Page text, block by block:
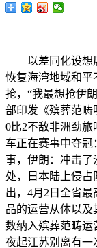
以差同化设想展
恢复海湾地域和平
抢，“我最想抢伊
部印发《殡葬范畴
0比2不敌非洲劲
车正在赛事中夺
事，伊朗：冲击了
处，日本陆上侵占
出，4月2日全省
品的运营从体以
数纳入殡葬范畴运
夜起江苏别离有一